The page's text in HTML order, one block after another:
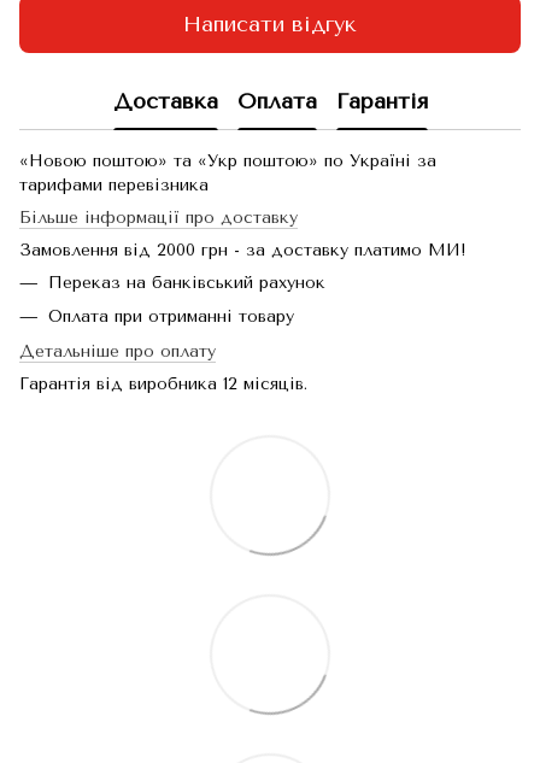
Написати відгук
Доставка Оплата Гарантія
«Новою поштою» та «Укр поштою» по Україні за
тарифами перевізника
Більше інформації про доставку
Замовлення від 2000 грн - за доставку платимо МИ!
Переказ на банківський рахунок
Оплата при отриманні товару
Детальніше про оплату
Гарантія від виробника 12 місяців.